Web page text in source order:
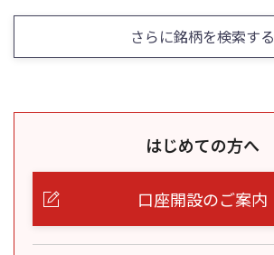
さらに銘柄を検索する
はじめての方へ
口座開設のご案内